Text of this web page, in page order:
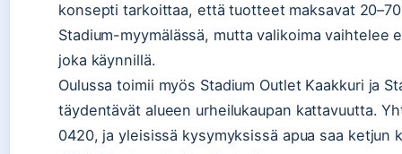
konsepti tarkoittaa, että tuotteet maksavat
Stadium-myymälässä, mutta valikoima vaihtelee
joka käynnillä.
Oulussa toimii myös Stadium Outlet Kaakkuri ja
täydentävät alueen urheilukaupan kattavuutta.
0420, ja yleisissä kysymyksissä apua saa